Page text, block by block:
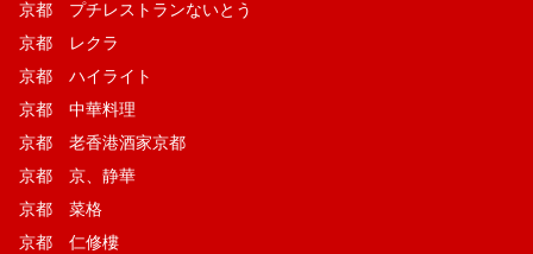
京都 プチレストランないとう
京都 レクラ
京都 ハイライト
京都 中華料理
京都 老香港酒家京都
京都 京、静華
京都 菜格
京都 仁修樓